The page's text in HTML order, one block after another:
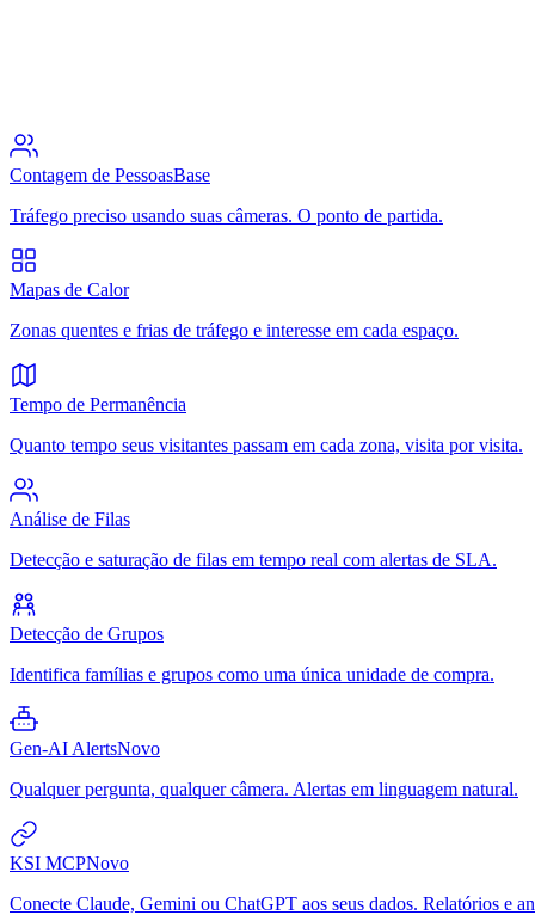
Contagem de PessoasBase
Tráfego preciso usando suas câmeras. O ponto de partida.
Mapas de Calor
Zonas quentes e frias de tráfego e interesse em cada espaço.
Tempo de Permanência
Quanto tempo seus visitantes passam em cada zona, visita por visita.
Análise de Filas
Detecção e saturação de filas em tempo real com alertas de SLA.
Detecção de Grupos
Identifica famílias e grupos como uma única unidade de compra.
Gen-AI AlertsNovo
Qualquer pergunta, qualquer câmera. Alertas em linguagem natural.
KSI MCPNovo
Conecte Claude, Gemini ou ChatGPT aos seus dados. Relatórios e